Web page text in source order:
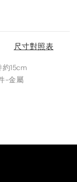
尺寸對照表
15cm
-金屬